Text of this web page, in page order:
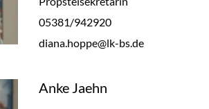
05381/942920
diana.hoppe@lk-bs.de
Anke Jaehn